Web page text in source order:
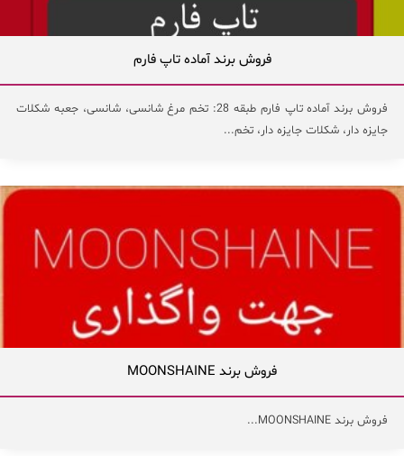
فروش برند آماده تاپ فارم
فروش برند آماده تاپ فارم طبقه 28: تخم مرغ شانسی، شانسی، جعبه شکلات
جایزه دار، شکلات جایزه دار، تخم...
فروش برند MOONSHAINE
فروش برند MOONSHAINE...